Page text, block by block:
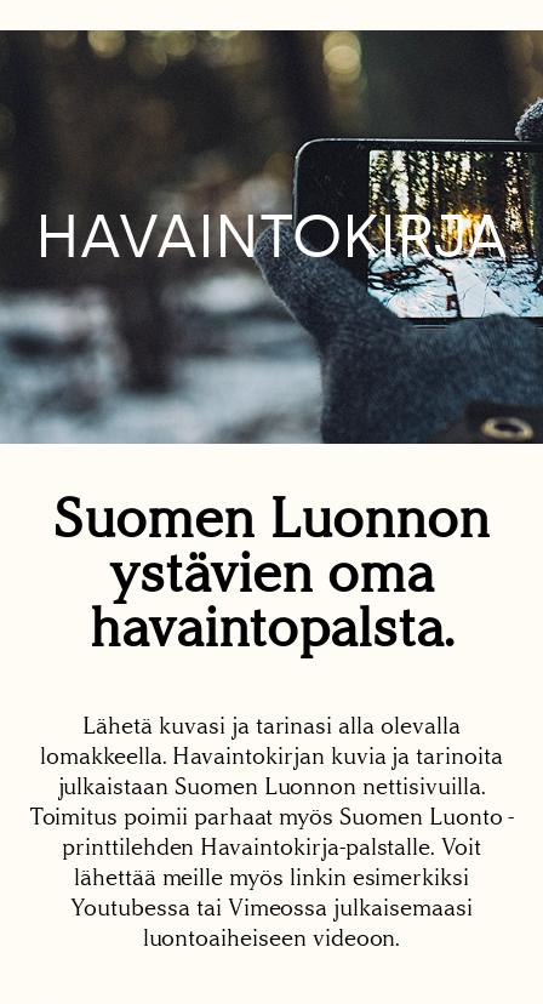
HAVAINTOKIRJA
Suomen Luonnon
ystävien oma
havaintopalsta.
Lähetä kuvasi ja tarinasi alla olevalla
lomakkeella. Havaintokirjan kuvia ja tarinoita
julkaistaan Suomen Luonnon nettisivuilla.
Toimitus poimii parhaat myös Suomen Luonto -
printtilehden Havaintokirja-palstalle. Voit
lähettää meille myös linkin esimerkiksi
Youtubessa tai Vimeossa julkaisemaasi
luontoaiheiseen videoon.